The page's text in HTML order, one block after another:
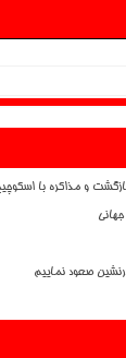
و مذاکره با
صعود نماییم